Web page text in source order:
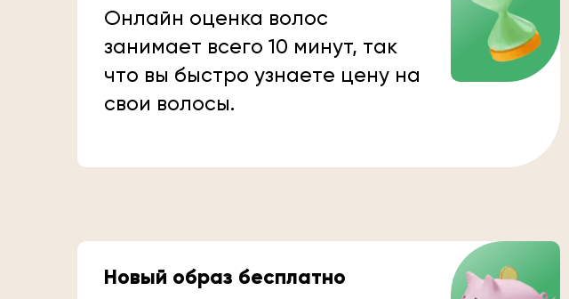
Онлайн оценка волос
занимает всего 10 минут, так
что вы быстро узнаете цену на
свои волосы.
Новый образ бесплатно